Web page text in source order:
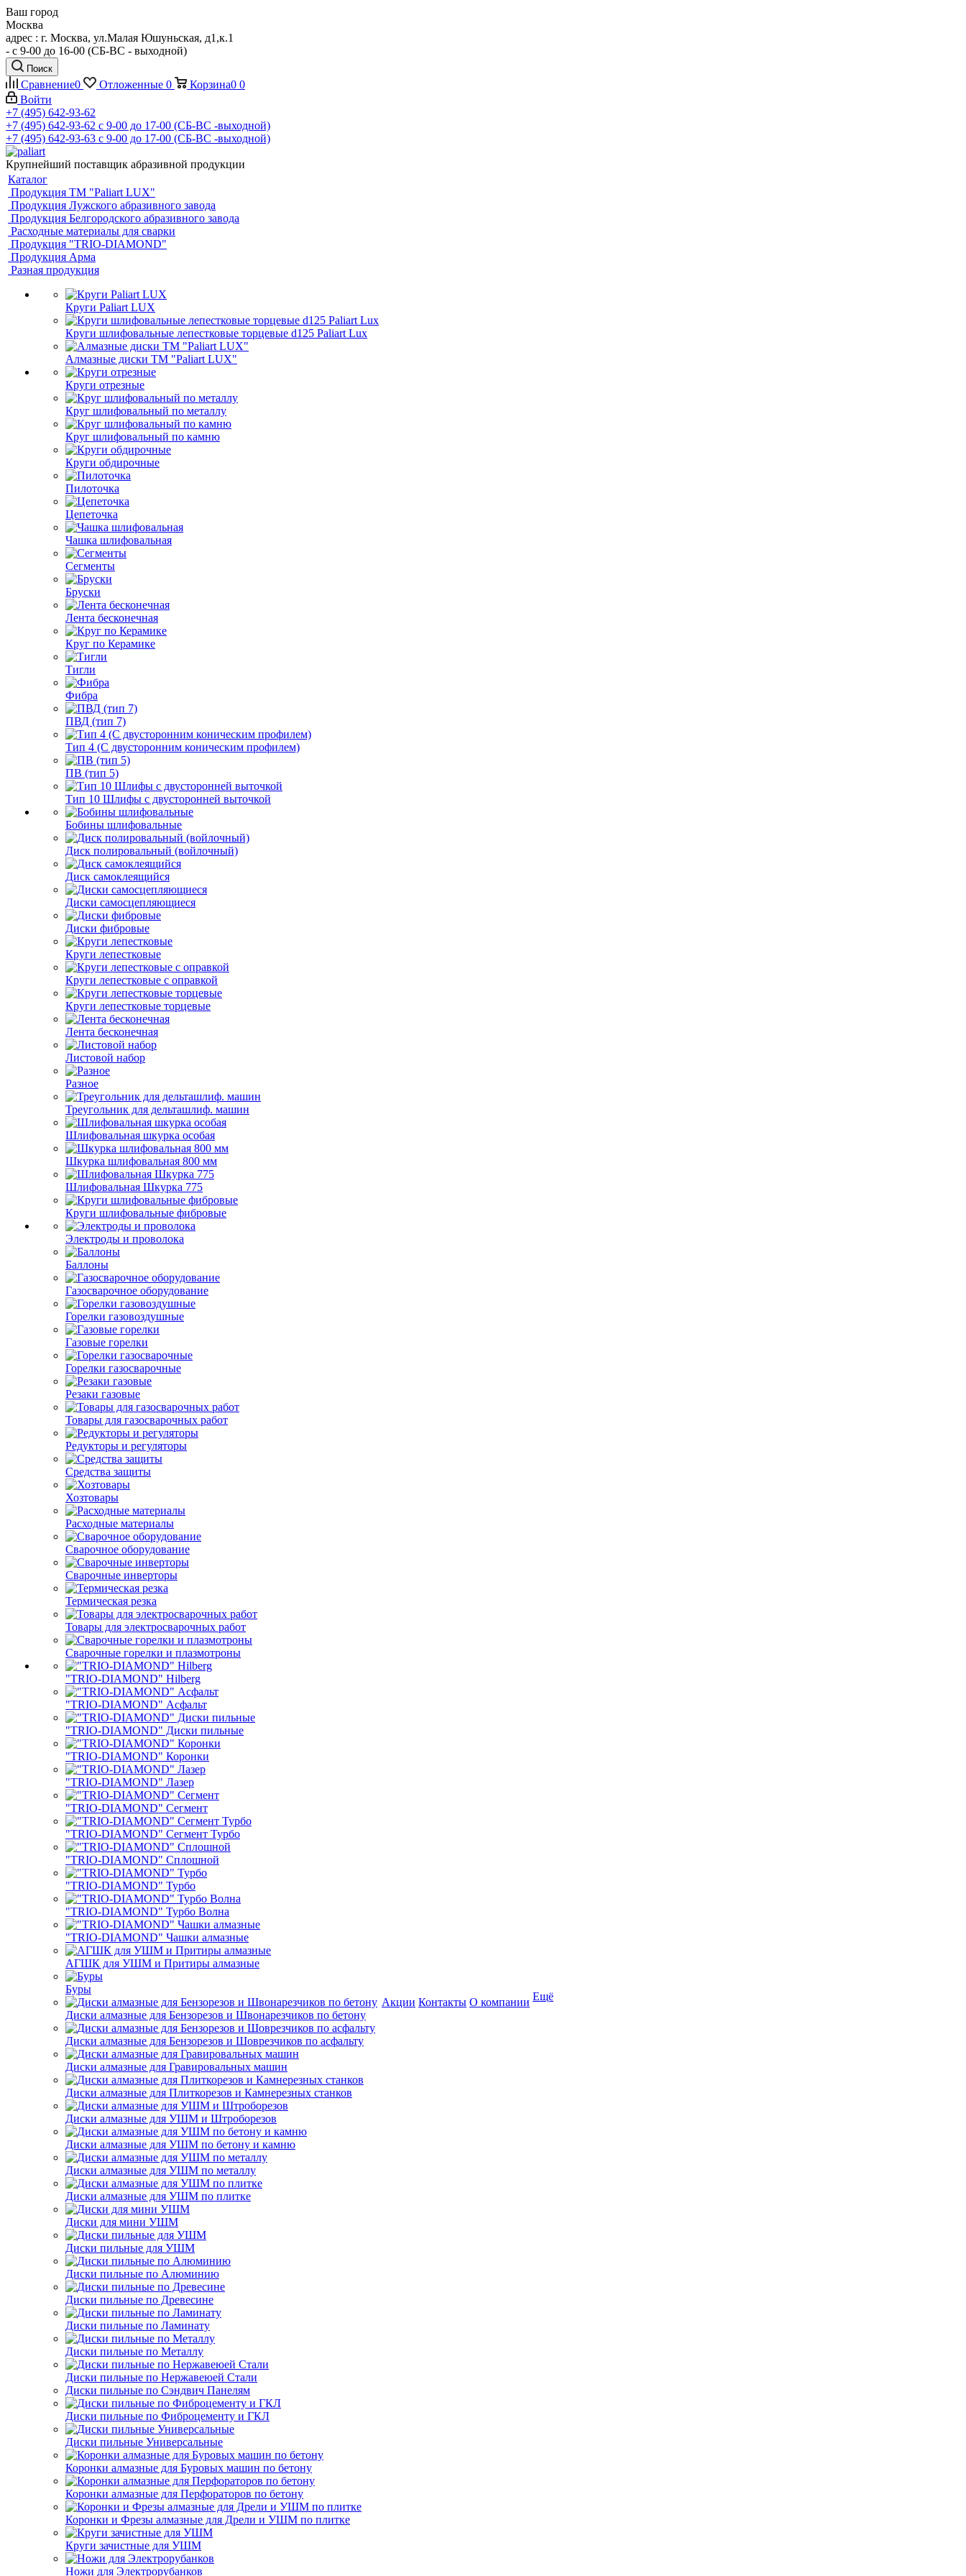
Ваш город
Москва
адрес : г. Москва, ул.Малая Юшуньская, д1,к.1
- c 9-00 до 16-00 (СБ-ВС - выходной)
Поиск
Сравнение0 Отложенные 0 Корзина0 0
Войти
+7 (495) 642-93-62
+7 (495) 642-93-62 c 9-00 до 17-00 (СБ-ВС -выходной)
+7 (495) 642-93-63 c 9-00 до 17-00 (СБ-ВС -выходной)
Крупнейший поставщик абразивной продукции
Каталог
Продукция ТМ "Paliart LUX"
Продукция Лужского абразивного завода
Продукция Белгородского абразивного завода
Расходные материалы для сварки
Продукция "TRIO-DIAMOND"
Продукция Арма
Разная продукция
Круги Paliart LUX
Круги шлифовальные лепестковые торцевые d125 Paliart Lux
Алмазные диски ТМ "Paliart LUX"
Круги отрезные
Круг шлифовальный по металлу
Круг шлифовальный по камню
Круги обдирочные
Пилоточка
Цепеточка
Чашка шлифовальная
Сегменты
Бруски
Лента бесконечная
Круг по Керамике
Тигли
Фибра
ПВД (тип 7)
Тип 4 (С двусторонним коническим профилем)
ПВ (тип 5)
Тип 10 Шлифы с двусторонней выточкой
Бобины шлифовальные
Диск полировальный (войлочный)
Диск самоклеящийся
Диски самосцепляющиеся
Диски фибровые
Круги лепестковые
Круги лепестковые с оправкой
Круги лепестковые торцевые
Лента бесконечная
Листовой набор
Разное
Треугольник для дельташлиф. машин
Шлифовальная шкурка особая
Шкурка шлифовальная 800 мм
Шлифовальная Шкурка 775
Круги шлифовальные фибровые
Электроды и проволока
Баллоны
Газосварочное оборудование
Горелки газовоздушные
Газовые горелки
Горелки газосварочные
Резаки газовые
Товары для газосварочных работ
Редукторы и регуляторы
Средства защиты
Хозтовары
Расходные материалы
Сварочное оборудование
Сварочные инверторы
Термическая резка
Товары для электросварочных работ
Сварочные горелки и плазмотроны
"TRIO-DIAMOND" Hilberg
"TRIO-DIAMOND" Асфальт
"TRIO-DIAMOND" Диски пильные
"TRIO-DIAMOND" Коронки
"TRIO-DIAMOND" Лазер
"TRIO-DIAMOND" Сегмент
"TRIO-DIAMOND" Сегмент Турбо
"TRIO-DIAMOND" Сплошной
"TRIO-DIAMOND" Турбо
"TRIO-DIAMOND" Турбо Волна
"TRIO-DIAMOND" Чашки алмазные
АГШК для УШМ и Притиры алмазные
Буры
Диски алмазные для Бензорезов и Швонарезчиков по бетону
Диски алмазные для Бензорезов и Шоврезчиков по асфальту
Диски алмазные для Гравировальных машин
Диски алмазные для Плиткорезов и Камнерезных станков
Диски алмазные для УШМ и Штроборезов
Диски алмазные для УШМ по бетону и камню
Диски алмазные для УШМ по металлу
Диски алмазные для УШМ по плитке
Диски для мини УШМ
Диски пильные для УШМ
Диски пильные по Алюминию
Диски пильные по Древесине
Диски пильные по Ламинату
Диски пильные по Металлу
Диски пильные по Нержавеюей Стали
Диски пильные по Сэндвич Панелям
Диски пильные по Фиброцементу и ГКЛ
Диски пильные Универсальные
Коронки алмазные для Буровых машин по бетону
Коронки алмазные для Перфораторов по бетону
Коронки и Фрезы алмазные для Дрели и УШМ по плитке
Круги зачистные для УШМ
Ножи для Электрорубанков
Акции Контакты О компании Ещё